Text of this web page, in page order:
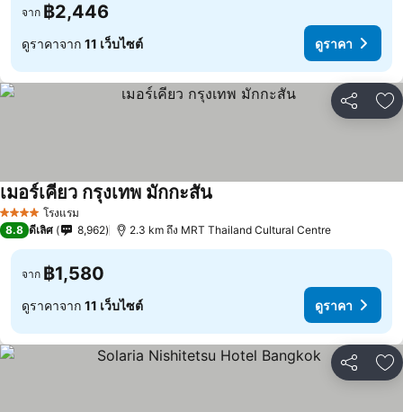
จาก ฿2,446
ดูราคาจาก 11 เว็บไซต์ ดูราคา
แชร์ เ
4 ดาว โรงแรม
เมอร์เคียว กรุงเทพ มักกะสัน
8.8 ดีเลิศ 8,962 2.3 km ถึง MRT Thailand Cultural Centre
จาก ฿1,580
ดูราคาจาก 11 เว็บไซต์ ดูราคา
แชร์ เ